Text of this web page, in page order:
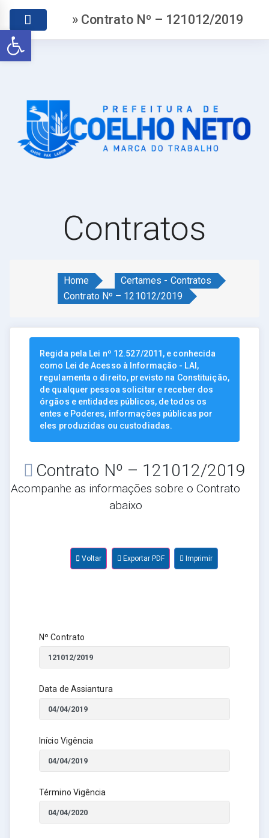
Abrir a barra de ferramentas
» Contrato Nº – 121012/2019
Contratos
Home
Certames - Contratos
Contrato Nº – 121012/2019
Regida pela Lei nº 12.527/2011, e conhecida
como Lei de Acesso à Informação - LAI,
regulamenta o direito, previsto na Constituição,
de qualquer pessoa solicitar e receber dos
órgãos e entidades públicos, de todos os
entes e Poderes, informações públicas por
eles produzidas ou custodiadas.
Contrato Nº – 121012/2019
Acompanhe as informações sobre o Contrato
abaixo
Voltar Exportar PDF Imprimir
Nº Contrato
Data de Assiantura
Início Vigência
Término Vigência